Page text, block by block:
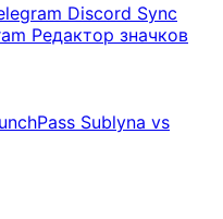
Discord Sync
Редактор значков
Sublyna vs